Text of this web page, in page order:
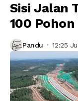
Sisi Jalan
100
Pandu 12:25